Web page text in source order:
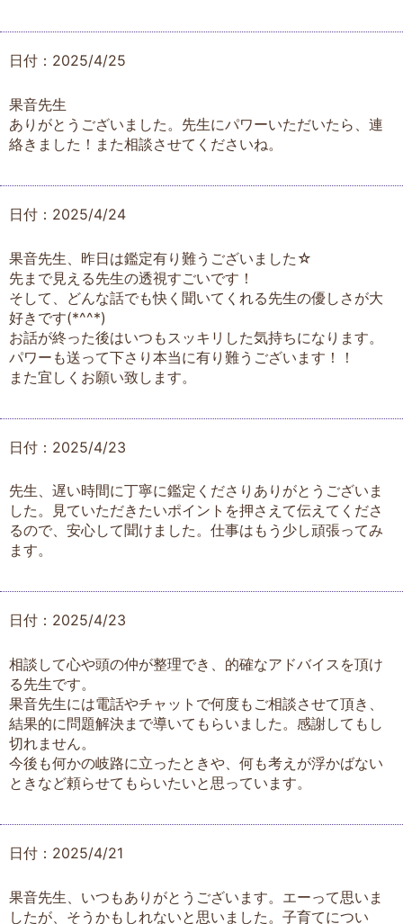
日付：2025/4/25
果音先生
ありがとうございました。先生にパワーいただいたら、連
絡きました！また相談させてくださいね。
日付：2025/4/24
果音先生、昨日は鑑定有り難うございました☆
先まで見える先生の透視すごいです！
そして、どんな話でも快く聞いてくれる先生の優しさが大
好きです(*^^*)
お話が終った後はいつもスッキリした気持ちになります。
パワーも送って下さり本当に有り難うございます！！
また宜しくお願い致します。
日付：2025/4/23
先生、遅い時間に丁寧に鑑定くださりありがとうございま
した。見ていただきたいポイントを押さえて伝えてくださ
るので、安心して聞けました。仕事はもう少し頑張ってみ
ます。
日付：2025/4/23
相談して心や頭の仲が整理でき、的確なアドバイスを頂け
る先生です。
果音先生には電話やチャットで何度もご相談させて頂き、
結果的に問題解決まで導いてもらいました。感謝してもし
切れません。
今後も何かの岐路に立ったときや、何も考えが浮かばない
ときなど頼らせてもらいたいと思っています。
日付：2025/4/21
果音先生、いつもありがとうございます。エーって思いま
したが、そうかもしれないと思いました。子育てについ